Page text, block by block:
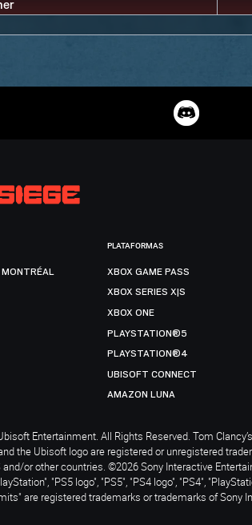
PLATAFORMAS
XBOX GAME PASS
XBOX SERIES X|S
XBOX ONE
PLAYSTATION®5
PLAYSTATION®4
UBISOFT CONNECT
AMAZON LUNA
Entertainment. All Rights Reserved. Tom
the Ubisoft logo are registered or unregistered
and/or other countries. ©2026 Sony Interactive
"PS5 logo", "PS5", "PS4 logo", "PS4",
are registered trademarks or trademarks of Sony